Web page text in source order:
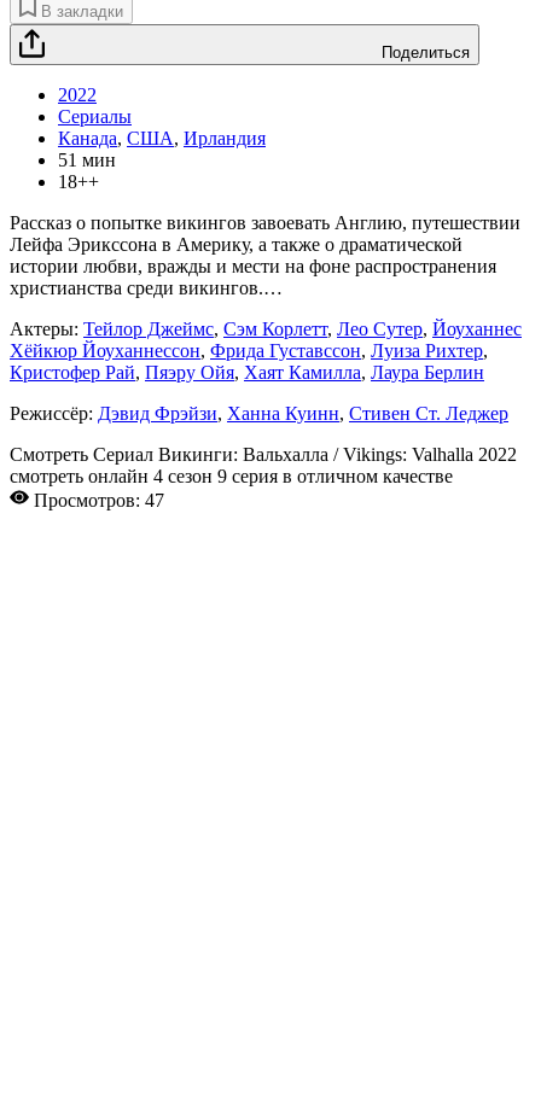
В закладки
Поделиться
2022
Сериалы
Канада, США, Ирландия
51 мин
18++
Рассказ о попытке викингов завоевать Англию, путешествии
Лейфа Эрикссона в Америку, а также о драматической
истории любви, вражды и мести на фоне распространения
христианства среди викингов.…
Актеры: Тейлор Джеймс, Сэм Корлетт, Лео Сутер, Йоуханнес
Хёйкюр Йоуханнессон, Фрида Густавссон, Луиза Рихтер,
Кристофер Рай, Пяэру Ойя, Хаят Камилла, Лаура Берлин
Режиссёр: Дэвид Фрэйзи, Ханна Куинн, Стивен Ст. Леджер
Смотреть Сериал Викинги: Вальхалла / Vikings: Valhalla 2022
смотреть онлайн 4 сезон 9 серия в отличном качестве
Просмотров: 47